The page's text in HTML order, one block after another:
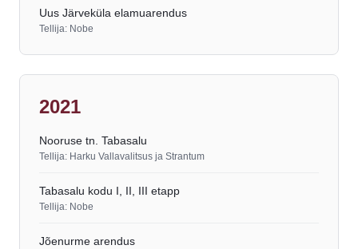
Uus Järveküla elamuarendus
Tellija: Nobe
2021
Nooruse tn. Tabasalu
Tellija: Harku Vallavalitsus ja Strantum
Tabasalu kodu I, II, III etapp
Tellija: Nobe
Jõenurme arendus